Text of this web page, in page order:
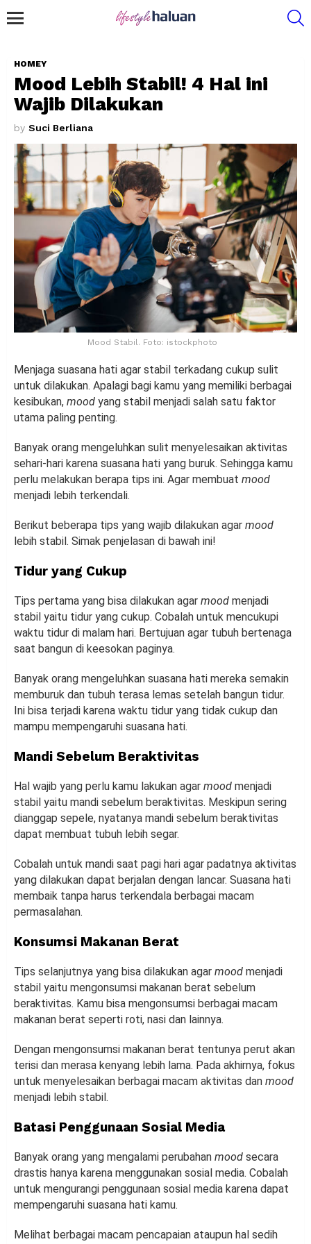
HOMEY
Mood Lebih Stabil! 4 Hal ini
Wajib Dilakukan
by Suci Berliana
Mood Stabil. Foto: istockphoto
Menjaga suasana hati agar stabil terkadang cukup sulit
untuk dilakukan. Apalagi bagi kamu yang memiliki berbagai
kesibukan, mood yang stabil menjadi salah satu faktor
utama paling penting.
Banyak orang mengeluhkan sulit menyelesaikan aktivitas
sehari-hari karena suasana hati yang buruk. Sehingga kamu
perlu melakukan berapa tips ini. Agar membuat mood
menjadi lebih terkendali.
Berikut beberapa tips yang wajib dilakukan agar mood
lebih stabil. Simak penjelasan di bawah ini!
Tidur yang Cukup
Tips pertama yang bisa dilakukan agar mood menjadi
stabil yaitu tidur yang cukup. Cobalah untuk mencukupi
waktu tidur di malam hari. Bertujuan agar tubuh bertenaga
saat bangun di keesokan paginya.
Banyak orang mengeluhkan suasana hati mereka semakin
memburuk dan tubuh terasa lemas setelah bangun tidur.
Ini bisa terjadi karena waktu tidur yang tidak cukup dan
mampu mempengaruhi suasana hati.
Mandi Sebelum Beraktivitas
Hal wajib yang perlu kamu lakukan agar mood menjadi
stabil yaitu mandi sebelum beraktivitas. Meskipun sering
dianggap sepele, nyatanya mandi sebelum beraktivitas
dapat membuat tubuh lebih segar.
Cobalah untuk mandi saat pagi hari agar padatnya aktivitas
yang dilakukan dapat berjalan dengan lancar. Suasana hati
membaik tanpa harus terkendala berbagai macam
permasalahan.
Konsumsi Makanan Berat
Tips selanjutnya yang bisa dilakukan agar mood menjadi
stabil yaitu mengonsumsi makanan berat sebelum
beraktivitas. Kamu bisa mengonsumsi berbagai macam
makanan berat seperti roti, nasi dan lainnya.
Dengan mengonsumsi makanan berat tentunya perut akan
terisi dan merasa kenyang lebih lama. Pada akhirnya, fokus
untuk menyelesaikan berbagai macam aktivitas dan mood
menjadi lebih stabil.
Batasi Penggunaan Sosial Media
Banyak orang yang mengalami perubahan mood secara
drastis hanya karena menggunakan sosial media. Cobalah
untuk mengurangi penggunaan sosial media karena dapat
mempengaruhi suasana hati kamu.
Melihat berbagai macam pencapaian ataupun hal sedih